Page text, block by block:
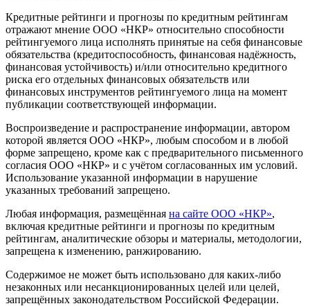
Кредитные рейтинги и прогнозы по кредитным рейтингам
отражают мнение ООО «НКР» относительно способности
рейтингуемого лица исполнять принятые на себя финансовые
обязательства (кредитоспособность, финансовая надёжность,
финансовая устойчивость) и/или относительно кредитного
риска его отдельных финансовых обязательств или
финансовых инструментов рейтингуемого лица на момент
публикации соответствующей информации.
Воспроизведение и распространение информации, автором
которой является ООО «НКР», любым способом и в любой
форме запрещено, кроме как с предварительного письменного
согласия ООО «НКР» и с учётом согласованных им условий.
Использование указанной информации в нарушение
указанных требований запрещено.
Любая информация, размещённая на сайте ООО «НКР»,
включая кредитные рейтинги и прогнозы по кредитным
рейтингам, аналитические обзоры и материалы, методологии,
запрещена к изменению, ранжированию.
Содержимое не может быть использовано для каких-либо
незаконных или несанкционированных целей или целей,
запрещённых законодательством Российской Федерации.